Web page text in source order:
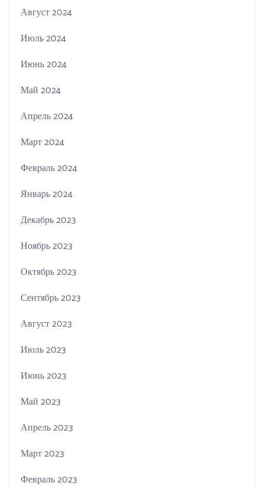
Август 2024
Июль 2024
Июнь 2024
Май 2024
Апрель 2024
Март 2024
Февраль 2024
Январь 2024
Декабрь 2023
Ноябрь 2023
Октябрь 2023
Сентябрь 2023
Август 2023
Июль 2023
Июнь 2023
Май 2023
Апрель 2023
Март 2023
Февраль 2023